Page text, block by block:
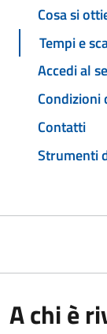
Cosa si
Tempi e
Accedi al
Condizioni
Contatti
Strumenti
A chi è